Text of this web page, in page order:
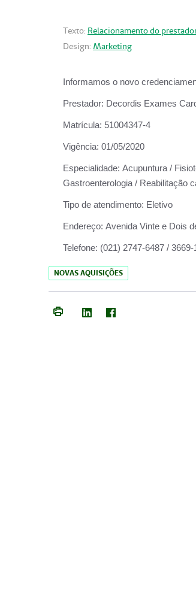
Texto: Relacionamento do
Design: Marketing
Informamos o novo
Prestador: Decordis Exames
Matrícula: 51004347-4
Vigência: 01/05/2020
Especialidade: Acupuntura /
Gastroenterologia / Reabilitação
Tipo de atendimento: Eletivo
Endereço: Avenida Vinte e Dois
Telefone: (021) 2747-6487 / 3669-
NOVAS AQUISIÇÕES